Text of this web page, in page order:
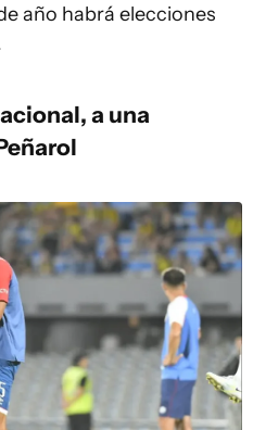
año habrá elecciones
a una